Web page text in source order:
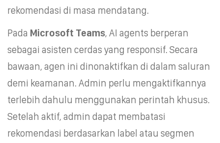
rekomendasi di masa mendatang.
Pada Microsoft Teams, AI agents berperan
sebagai asisten cerdas yang responsif. Secara
bawaan, agen ini dinonaktifkan di dalam saluran
demi keamanan. Admin perlu mengaktifkannya
terlebih dahulu menggunakan perintah khusus.
Setelah aktif, admin dapat membatasi
rekomendasi berdasarkan label atau segmen